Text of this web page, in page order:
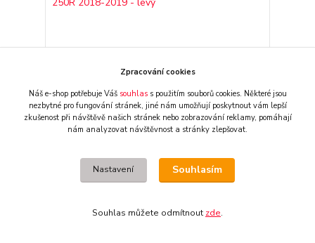
Chladič motocyklu IROD pro HONDA CRF 250R
2018-2019 - levý
3 990 CZK
3 298 CZKbez DPH
zboží/dodací lhůta -
dotaz
Zpracování cookies
Náš e-shop potřebuje Váš souhlass použitím souborů cookies. Některé jsou
nezbytné pro fungování stránek, jiné nám umožňují poskytnout vám lepší
zkušenost při návštěvě našich stránek nebo zobrazování reklamy, pomáhají
nám analyzovat návštěvnost a stránky zlepšovat.
Nastavení Souhlasím
Souhlas můžete odmítnout zde.